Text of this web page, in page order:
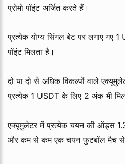
प्रोमो पॉइंट अर्जित करते हैं।
प्रत्येक योग्य सिंगल बेट पर लगाए गए 1
पॉइंट मिलता है।
दो या दो से अधिक विकल्पों वाले
प्रत्येक 1 USDT के लिए 2 अंक भी
एक्यूमुलेटर में प्रत्येक चयन की ऑड्स
और कम से कम एक चयन फुटबॉल मैच से